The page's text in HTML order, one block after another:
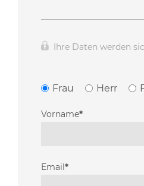
Ihre Daten werden
Frau Herr
Vorname*
Email*